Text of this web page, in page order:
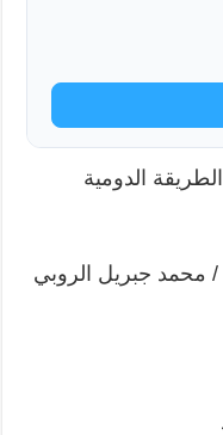
الدومية
/ محمد جبريل الروبي